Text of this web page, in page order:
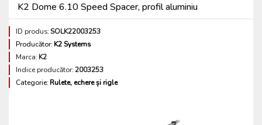
K2 Dome 6.10 Speed Spacer, profil aluminiu
ID produs:SOLK22003253
Producător:K2 Systems
Marca:K2
Indice producător:2003253
Categorie:Rulete, echere și rigle